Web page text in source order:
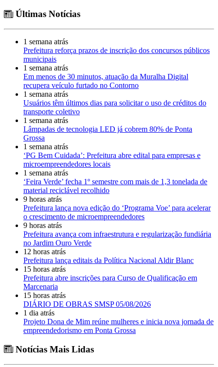
Últimas Notícias
1 semana atrás
Prefeitura reforça prazos de inscrição dos concursos públicos
municipais
1 semana atrás
Em menos de 30 minutos, atuação da Muralha Digital
recupera veículo furtado no Contorno
1 semana atrás
Usuários têm últimos dias para solicitar o uso de créditos do
transporte coletivo
1 semana atrás
Lâmpadas de tecnologia LED já cobrem 80% de Ponta
Grossa
1 semana atrás
‘PG Bem Cuidada’: Prefeitura abre edital para empresas e
microempreendedores locais
1 semana atrás
‘Feira Verde’ fecha 1º semestre com mais de 1,3 tonelada de
material reciclável recolhido
9 horas atrás
Prefeitura lança nova edição do ‘Programa Voe’ para acelerar
o crescimento de microempreendedores
9 horas atrás
Prefeitura avança com infraestrutura e regularização fundiária
no Jardim Ouro Verde
12 horas atrás
Prefeitura lança editais da Política Nacional Aldir Blanc
15 horas atrás
Prefeitura abre inscrições para Curso de Qualificação em
Marcenaria
15 horas atrás
DIÁRIO DE OBRAS SMSP 05/08/2026
1 dia atrás
Projeto Dona de Mim reúne mulheres e inicia nova jornada de
empreendedorismo em Ponta Grossa
Notícias Mais Lidas